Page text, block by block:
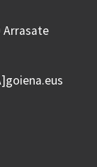
Arrasate